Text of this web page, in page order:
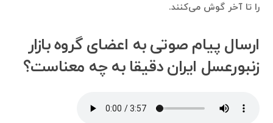
را تا آخر گوش می‌کنند.
ارسال پیام صوتی به اعضای گروه بازار
زنبورعسل ایران دقیقا به چه معناست؟